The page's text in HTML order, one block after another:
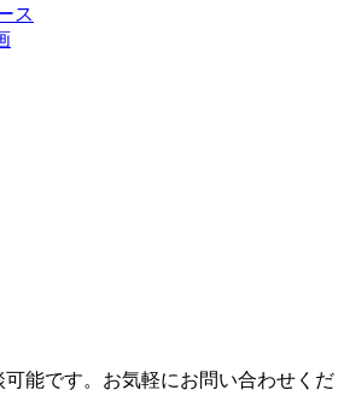
ス
能です。お気軽にお問い合わせくだ